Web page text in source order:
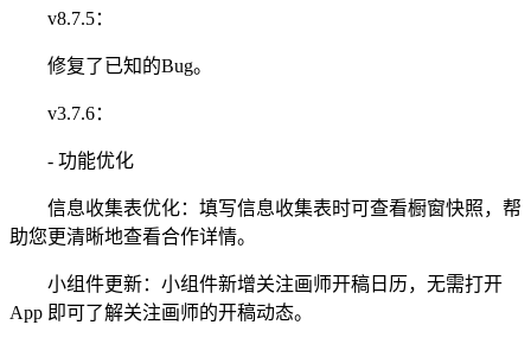
v8.7.5：
修复了已知的Bug。
v3.7.6：
- 功能优化
信息收集表优化：填写信息收集表时可查看橱窗快照，帮
助您更清晰地查看合作详情。
小组件更新：小组件新增关注画师开稿日历，无需打开
App 即可了解关注画师的开稿动态。